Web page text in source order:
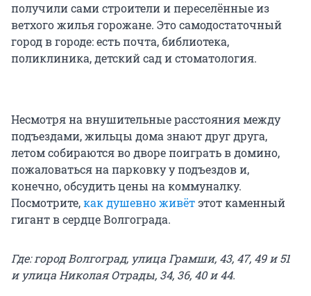
получили сами строители и переселённые из
ветхого жилья горожане. Это самодостаточный
город в городе: есть почта, библиотека,
поликлиника, детский сад и стоматология.
Несмотря на внушительные расстояния между
подъездами, жильцы дома знают друг друга,
летом собираются во дворе поиграть в домино,
пожаловаться на парковку у подъездов и,
конечно, обсудить цены на коммуналку.
Посмотрите,как душевно живётэтот каменный
гигант в сердце Волгограда.
Где: город Волгоград, улица Грамши, 43, 47, 49 и 51
и улица Николая Отрады, 34, 36, 40 и 44.